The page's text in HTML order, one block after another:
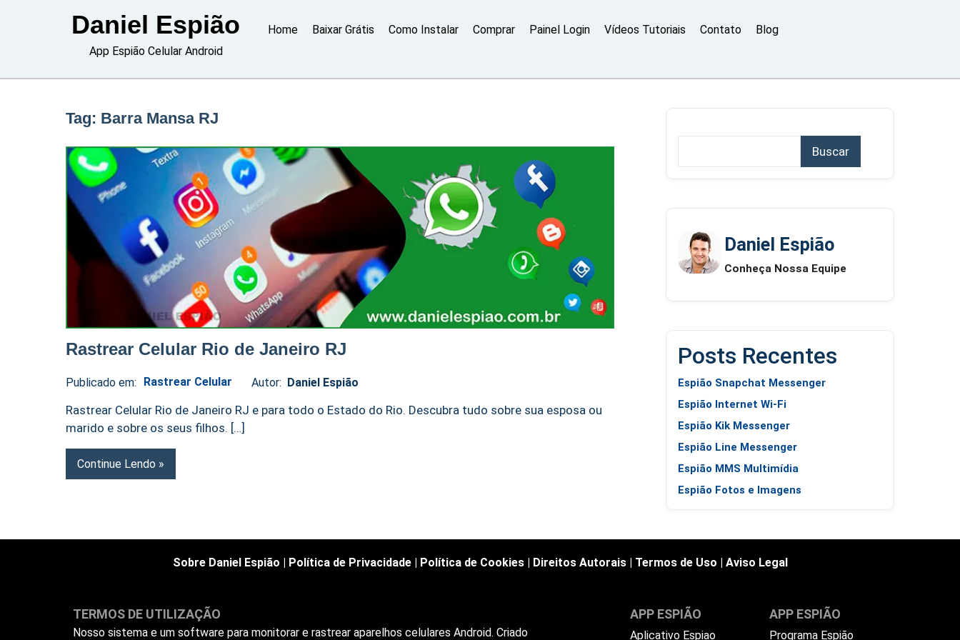
Daniel Espião
App Espião Celular Android
Home Baixar Grátis Como Instalar Comprar Painel Login Vídeos Tutoriais Contato Blog
Tag: Barra Mansa RJ
Rastrear Celular Rio de Janeiro RJ
Publicado em: Rastrear Celular Autor: Daniel Espião
Daniel
Espião
No
comments
Rastrear Celular Rio de Janeiro RJ e para todo o Estado do Rio. Descubra tudo sobre sua esposa ou
marido e sobre os seus filhos. […]
Continue Lendo
Daniel Espião
Conheça Nossa Equipe
Posts Recentes
Espião Snapchat Messenger
Espião Internet Wi-Fi
Espião Kik Messenger
Espião Line Messenger
Espião MMS Multimídia
Espião Fotos e Imagens
Sobre Daniel Espião Política de Privacidade| Política de Cookies| Direitos Autorais| Termos de Uso Aviso Legal
TERMOS DE UTILIZAÇÃO
Nosso sistema e um software para monitorar e rastrear aparelhos celulares Android. Criado
APP ESPIÃO
Aplicativo Espiao
APP ESPIÃO
Programa Espião